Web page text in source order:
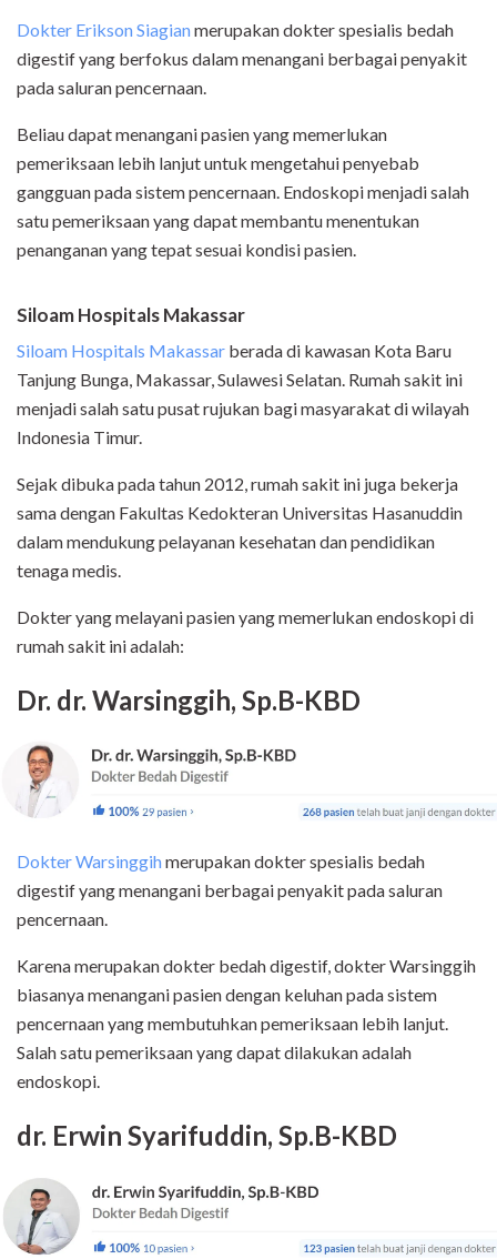
Dokter Erikson Siagianmerupakan dokter spesialis bedah
digestif yang berfokus dalam menangani berbagai penyakit
pada saluran pencernaan.
Beliau dapat menangani pasien yang memerlukan
pemeriksaan lebih lanjut untuk mengetahui penyebab
gangguan pada sistem pencernaan. Endoskopi menjadi salah
satu pemeriksaan yang dapat membantu menentukan
penanganan yang tepat sesuai kondisi pasien.
Siloam Hospitals Makassar
Siloam Hospitals Makassar berada di kawasan Kota Baru
Tanjung Bunga, Makassar, Sulawesi Selatan. Rumah sakit ini
menjadi salah satu pusat rujukan bagi masyarakat di wilayah
Indonesia Timur.
Sejak dibuka pada tahun 2012, rumah sakit ini juga bekerja
sama dengan Fakultas Kedokteran Universitas Hasanuddin
dalam mendukung pelayanan kesehatan dan pendidikan
tenaga medis.
Dokter yang melayani pasien yang memerlukan endoskopi di
rumah sakit ini adalah:
Dr. dr. Warsinggih, Sp.B-KBD
Dokter Warsinggihmerupakan dokter spesialis bedah
digestif yang menangani berbagai penyakit pada saluran
pencernaan.
Karena merupakan dokter bedah digestif, dokter Warsinggih
biasanya menangani pasien dengan keluhan pada sistem
pencernaan yang membutuhkan pemeriksaan lebih lanjut.
Salah satu pemeriksaan yang dapat dilakukan adalah
endoskopi.
dr. Erwin Syarifuddin, Sp.B-KBD